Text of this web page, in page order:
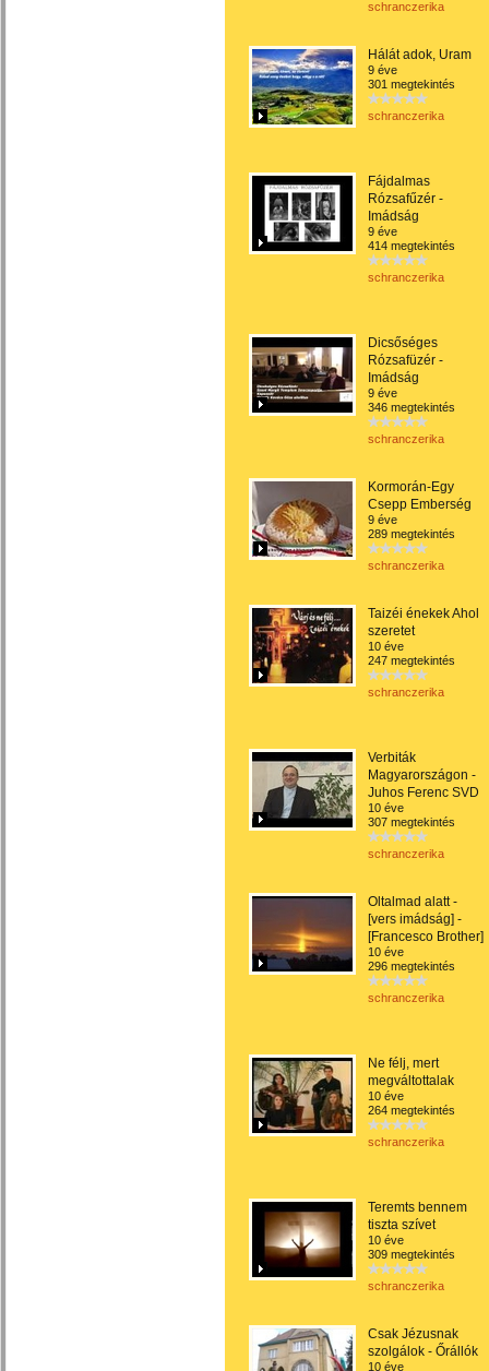
schranczerika
Hálát adok, Uram
9 éve
301 megtekintés
schranczerika
Fájdalmas
Rózsafűzér -
Imádság
9 éve
414 megtekintés
schranczerika
Dicsőséges
Rózsafüzér -
Imádság
9 éve
346 megtekintés
schranczerika
Kormorán-Egy
Csepp Emberség
9 éve
289 megtekintés
schranczerika
Taizéi énekek Ahol
szeretet
10 éve
247 megtekintés
schranczerika
Verbiták
Magyarországon -
Juhos Ferenc SVD
10 éve
307 megtekintés
schranczerika
Oltalmad alatt -
[vers imádság] -
[Francesco Brother]
10 éve
296 megtekintés
schranczerika
Ne félj, mert
megváltottalak
10 éve
264 megtekintés
schranczerika
Teremts bennem
tiszta szívet
10 éve
309 megtekintés
schranczerika
Csak Jézusnak
szolgálok - Őrállók
10 éve